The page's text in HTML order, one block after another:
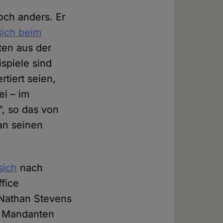
anders. Er
beim
aus der
sind
seien,
– im
so das von
seinen
nach
Stevens